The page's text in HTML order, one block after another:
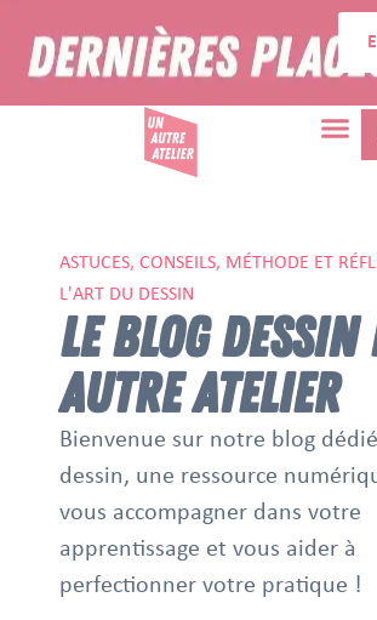
ASTUCES, CONSEILS, MÉTHODE ET
L'ART DU DESSIN
LE BLOG
AUTRE ATELIER
Bienvenue sur notre blog
dessin, une ressource
vous accompagner dans votre
apprentissage et vous aider à
perfectionner votre pratique !